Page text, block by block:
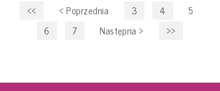
<< < Poprzednia 3 4
5
6
7 Następna> >>